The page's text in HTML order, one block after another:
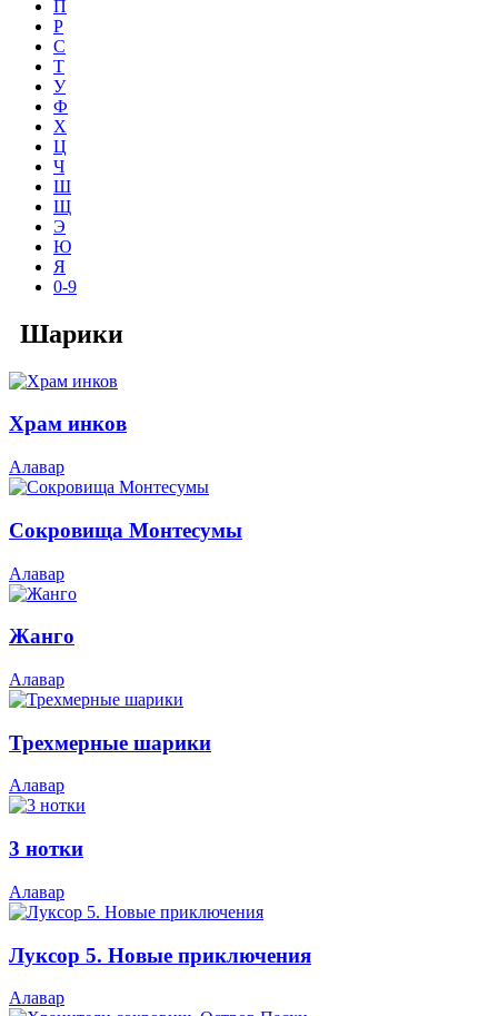
П
Р
С
Т
У
Ф
Х
Ц
Ч
Ш
Щ
Э
Ю
Я
0-9
Шарики
Храм инков
Алавар
Сокровища Монтесумы
Алавар
Жанго
Алавар
Трехмерные шарики
Алавар
3 нотки
Алавар
Луксор 5. Новые приключения
Алавар